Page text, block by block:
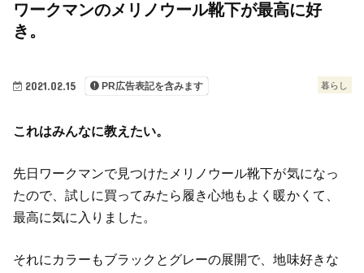
暮らし
2021.02.15 PR広告表記を含みます
ワークマンのメリノウール靴下が最高に好
き。
これはみんなに教えたい。
先日ワークマンで見つけたメリノウール靴下が気になっ
たので、試しに買ってみたら履き心地もよく暖かくて、
最高に気に入りました。
それにカラーもブラックとグレーの展開で、地味好きな